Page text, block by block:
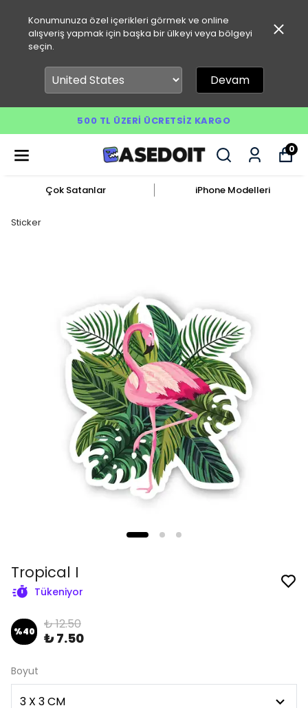
Konumunuza özel içerikleri görmek ve online
alışveriş yapmak için başka bir ülkeyi veya bölgeyi
seçin.
Devam
500 TL ÜZERI ÜCRETSIZ KARGO
0
Çok Satanlar iPhone Modelleri
Sticker
Tropical I
Tükeniyor
%40 ₺ 12.50
₺ 7.50
Boyut